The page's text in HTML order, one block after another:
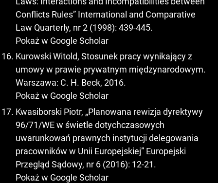
Conflicts Rules” International and Comparative
Law Quarterly, nr 2 (1998): 439-445.
Pokaż w Google Scholar
Kurowski Witold, Stosunek pracy wynikający z
umowy w prawie prywatnym międzynarodowym.
Warszawa: C. H. Beck, 2016.
Pokaż w Google Scholar
Kwasiborski Piotr, „Planowana rewizja dyrektywy
96/71/WE w świetle dotychczasowych
uwarunkowań prawnych instytucji delegowania
pracowników w Unii Europejskiej” Europejski
Przegląd Sądowy, nr 6 (2016): 12-21.
Pokaż w Google Scholar